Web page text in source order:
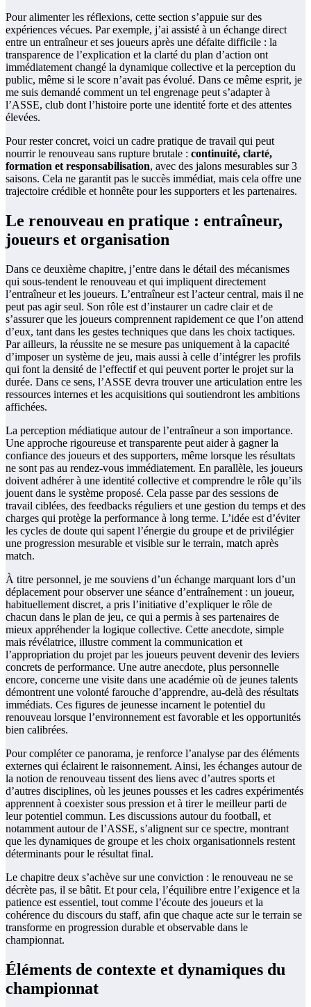
Pour alimenter les réflexions, cette section s’appuie sur des
expériences vécues. Par exemple, j’ai assisté à un échange direct
entre un entraîneur et ses joueurs après une défaite difficile : la
transparence de l’explication et la clarté du plan d’action ont
immédiatement changé la dynamique collective et la perception du
public, même si le score n’avait pas évolué. Dans ce même esprit, je
me suis demandé comment un tel engrenage peut s’adapter à
l’ASSE, club dont l’histoire porte une identité forte et des attentes
élevées.
Pour rester concret, voici un cadre pratique de travail qui peut
nourrir le renouveau sans rupture brutale : continuité, clarté,
formation et responsabilisation, avec des jalons mesurables sur 3
saisons. Cela ne garantit pas le succès immédiat, mais cela offre une
trajectoire crédible et honnête pour les supporters et les partenaires.
Le renouveau en pratique : entraîneur,
joueurs et organisation
Dans ce deuxième chapitre, j’entre dans le détail des mécanismes
qui sous-tendent le renouveau et qui impliquent directement
l’entraîneur et les joueurs. L’entraîneur est l’acteur central, mais il ne
peut pas agir seul. Son rôle est d’instaurer un cadre clair et de
s’assurer que les joueurs comprennent rapidement ce que l’on attend
d’eux, tant dans les gestes techniques que dans les choix tactiques.
Par ailleurs, la réussite ne se mesure pas uniquement à la capacité
d’imposer un système de jeu, mais aussi à celle d’intégrer les profils
qui font la densité de l’effectif et qui peuvent porter le projet sur la
durée. Dans ce sens, l’ASSE devra trouver une articulation entre les
ressources internes et les acquisitions qui soutiendront les ambitions
affichées.
La perception médiatique autour de l’entraîneur a son importance.
Une approche rigoureuse et transparente peut aider à gagner la
confiance des joueurs et des supporters, même lorsque les résultats
ne sont pas au rendez-vous immédiatement. En parallèle, les joueurs
doivent adhérer à une identité collective et comprendre le rôle qu’ils
jouent dans le système proposé. Cela passe par des sessions de
travail ciblées, des feedbacks réguliers et une gestion du temps et des
charges qui protège la performance à long terme. L’idée est d’éviter
les cycles de doute qui sapent l’énergie du groupe et de privilégier
une progression mesurable et visible sur le terrain, match après
match.
À titre personnel, je me souviens d’un échange marquant lors d’un
déplacement pour observer une séance d’entraînement : un joueur,
habituellement discret, a pris l’initiative d’expliquer le rôle de
chacun dans le plan de jeu, ce qui a permis à ses partenaires de
mieux appréhender la logique collective. Cette anecdote, simple
mais révélatrice, illustre comment la communication et
l’appropriation du projet par les joueurs peuvent devenir des leviers
concrets de performance. Une autre anecdote, plus personnelle
encore, concerne une visite dans une académie où de jeunes talents
démontrent une volonté farouche d’apprendre, au-delà des résultats
immédiats. Ces figures de jeunesse incarnent le potentiel du
renouveau lorsque l’environnement est favorable et les opportunités
bien calibrées.
Pour compléter ce panorama, je renforce l’analyse par des éléments
externes qui éclairent le raisonnement. Ainsi, les échanges autour de
la notion de renouveau tissent des liens avec d’autres sports et
d’autres disciplines, où les jeunes pousses et les cadres expérimentés
apprennent à coexister sous pression et à tirer le meilleur parti de
leur potentiel commun. Les discussions autour du football, et
notamment autour de l’ASSE, s’alignent sur ce spectre, montrant
que les dynamiques de groupe et les choix organisationnels restent
déterminants pour le résultat final.
Le chapitre deux s’achève sur une conviction : le renouveau ne se
décrète pas, il se bâtit. Et pour cela, l’équilibre entre l’exigence et la
patience est essentiel, tout comme l’écoute des joueurs et la
cohérence du discours du staff, afin que chaque acte sur le terrain se
transforme en progression durable et observable dans le
championnat.
Éléments de contexte et dynamiques du
championnat